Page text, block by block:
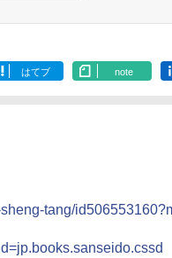
はてブ note
tang/